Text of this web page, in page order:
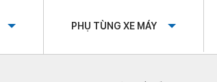
PHỤ TÙNG XE MÁY